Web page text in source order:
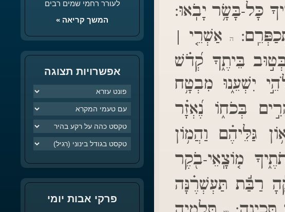
כָּל-בָּשָׂ֥ר יָבֹֽאוּ:
ה
אַשְׁרֵ֤י |
בֵּיתֶ֑ךָ קְ֝דֹ֗שׁ
יִשְׁעֵ֑נוּ מִבְטָ֥ח
בְּכֹח֑וֹ נֶ֝אְזָ֗ר
גַּלֵּיהֶ֗ם וַהֲמ֥וֹן
מ֤וֹצָֽאֵי-בֹ֖קֶר
רַבַּ֬ת תַּעְשְׁרֶ֗נָּה
לעורר רחמי שמים רבים
המשך קריאה »
אפשרויות תצוגה
פרקי אבות יומי